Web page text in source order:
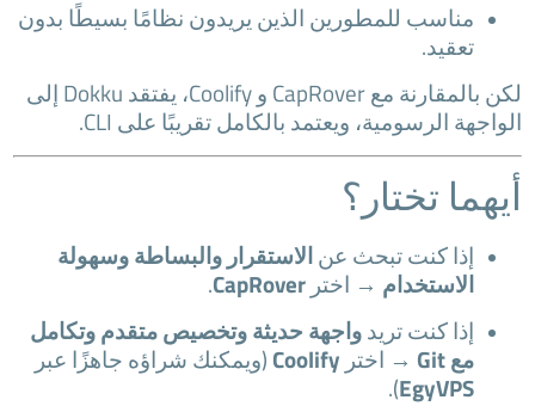
مناسب للمطورين الذين يريدون نظامًا بسيطًا بدون
تعقيد.
لكن بالمقارنة مع CapRover و Coolify، يفتقد Dokku إلى
الواجهة الرسومية، ويعتمد بالكامل تقريبًا على CLI.
أيهما تختار؟
إذا كنت تبحث عنالاستقرار والبساطة وسهولة
الاستخدام → اخترCapRover
.
إذا كنت تريدواجهة حديثة وتخصيص متقدم وتكامل
مع Git
→ اختر Coolify (ويمكنك شراؤه جاهزًا عبر
EgyVPS
).